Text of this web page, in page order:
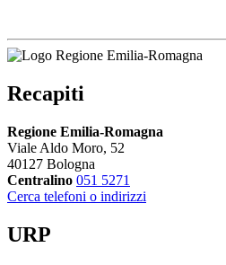
Recapiti
Regione Emilia-Romagna
Viale Aldo Moro, 52
40127 Bologna
Centralino 051 5271
Cerca telefoni o indirizzi
URP